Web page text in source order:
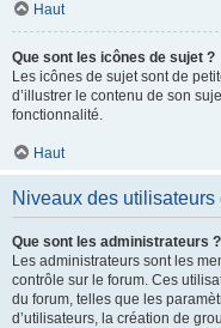
Haut
Que sont les icônes de sujet ?
Les icônes de sujet sont de
d’illustrer le contenu de son
fonctionnalité.
Haut
Niveaux des utilisateurs
Que sont les administrateurs ?
Les administrateurs sont les
contrôle sur le forum. Ces
du forum, telles que les
d’utilisateurs, la création de